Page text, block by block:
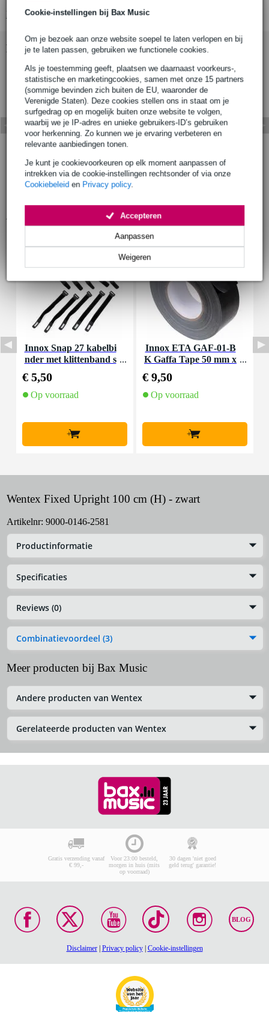
Cookie-instellingen bij Bax Music
Om je bezoek aan onze website soepel te laten verlopen en bij
je te laten passen, gebruiken we functionele cookies.
Als je toestemming geeft, plaatsen we daarnaast voorkeurs-,
statistische en marketingcookies, samen met onze 15 partners
(sommige bevinden zich buiten de EU, waaronder de
Verenigde Staten). Deze cookies stellen ons in staat om je
surfgedrag op en mogelijk buiten onze website te volgen,
waarbij we je IP-adres en unieke gebruikers-ID’s gebruiken
voor herkenning. Zo kunnen we je ervaring verbeteren en
relevante aanbiedingen tonen.
Je kunt je cookievoorkeuren op elk moment aanpassen of
intrekken via de cookie-instellingen rechtsonder of via onze
Cookiebeleid en Privacy policy.
Weigeren
Aanpassen
Accepteren
Bekijk alle productspecificaties
Bekijk ook eens (1)
Innox Snap 27 kabelbi
nder met klittenband s
€ 5,50
Op voorraad
+
Innox ETA GAF-01-B
K Gaffa Tape 50 mm x
€ 9,50
Op voorraad
+
Wentex Fixed Upright 100 cm (H) - zwart
Artikelnr: 9000-0146-2581
Productinformatie
Specificaties
Reviews (0)
Combinatievoordeel (3)
Meer producten bij Bax Music
Andere producten van Wentex
Gerelateerde producten van Wentex
Gratis verzending vanaf
€ 99,-
Voor 23:00 besteld,
morgen in huis (mits
op voorraad)
30 dagen 'niet goed
geld terug' garantie!
BLOG
Disclaimer| Privacy policy| Cookie-instellingen